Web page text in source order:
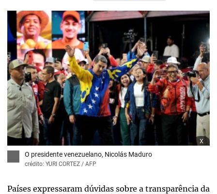
x
O presidente venezuelano, Nicolás Maduro
crédito: YURI CORTEZ / AFP
Países expressaram dúvidas sobre a transparência da